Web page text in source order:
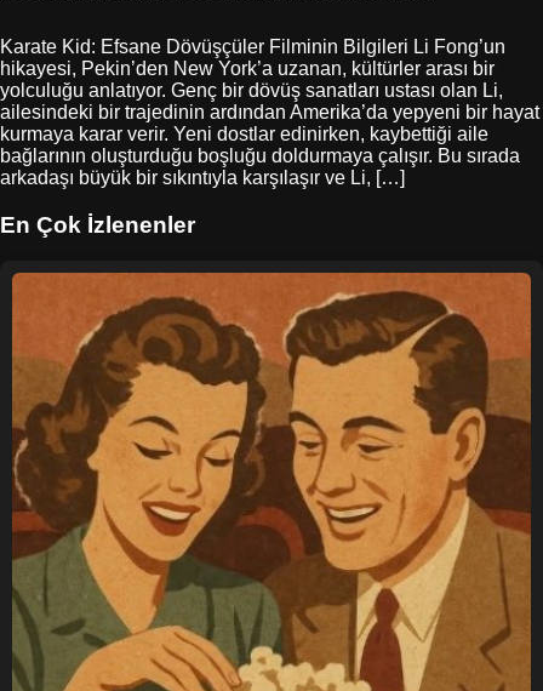
Karate Kid: Efsane Dövüşçüler Filminin Bilgileri Li Fong’un
hikayesi, Pekin’den New York’a uzanan, kültürler arası bir
yolculuğu anlatıyor. Genç bir dövüş sanatları ustası olan Li,
ailesindeki bir trajedinin ardından Amerika’da yepyeni bir hayat
kurmaya karar verir. Yeni dostlar edinirken, kaybettiği aile
bağlarının oluşturduğu boşluğu doldurmaya çalışır. Bu sırada
arkadaşı büyük bir sıkıntıyla karşılaşır ve Li, […]
En Çok İzlenenler